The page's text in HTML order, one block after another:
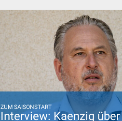
ZUM SAISONSTART
Interview: Kaenzig über